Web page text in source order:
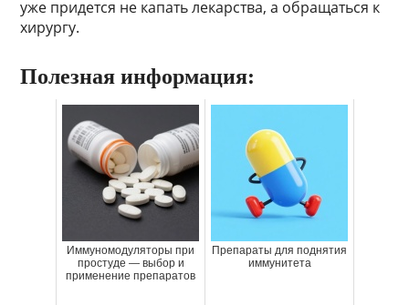
уже придется не капать лекарства, а обращаться к
хирургу.
Полезная информация:
Иммуномодуляторы при
простуде — выбор и
применение препаратов
Препараты для поднятия
иммунитета